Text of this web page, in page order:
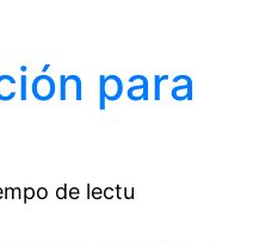
para
de lectu